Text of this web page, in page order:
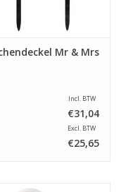
Mr & Mrs
Incl. BTW
€31,04
Excl. BTW
€25,65